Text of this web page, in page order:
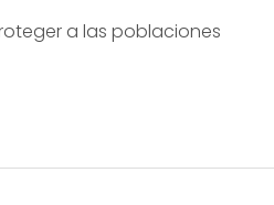
a las poblaciones